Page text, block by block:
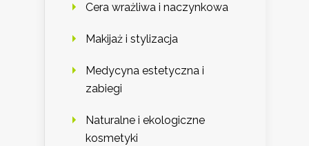
Cera wrażliwa i naczynkowa
Makijaż i stylizacja
Medycyna estetyczna i
zabiegi
Naturalne i ekologiczne
kosmetyki